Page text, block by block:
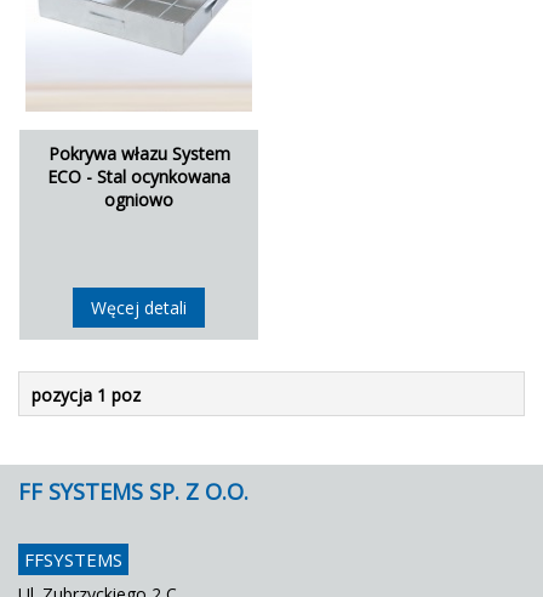
Pokrywa włazu System
ECO - Stal ocynkowana
ogniowo
Węcej detali
pozycja 1 poz
FF SYSTEMS SP. Z O.O.
FFSYSTEMS